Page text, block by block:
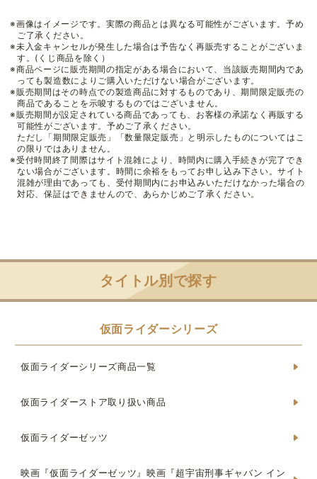
※画像はイメージです。実際の商品とは異なる可能性がございます。予め
ご了承ください。
※未入金キャンセルが発生した場合は予告なく再販売することがございま
す。(くじ商品を除く）
※商品ページに販売期間の指定がある場合において、当該販売期間内であ
っても製造数によりご購入いただけない場合がございます。
※販売期間はその時点での製造商品に対するものであり、期間限定販売の
商品であることを示唆するものではございません。
※販売期間が設定されている商品であっても、お客様の承諾なく再販する
可能性がございます。予めご了承ください。
ただし「期間限定販売」「数量限定販売」と明示したものについてはこ
の限りではありません。
※受付時間終了間際はサイト混雑により、時間内に購入手続きが完了でき
ない場合がございます。時間に余裕をもってお申し込み下さい。サイト
混雑が理由であっても、受付期間内にお申込みいただけなかった場合の
対応、保証はできませんので、あらかじめご了承ください。
タイトル別で探す
仮面ライダーシリーズ
仮面ライダーシリーズ商品一覧
仮面ライダーストア取り扱い商品
仮面ライダーゼッツ
映画『仮面ライダーゼッツ』映画『超宇宙刑事ギャバン イン